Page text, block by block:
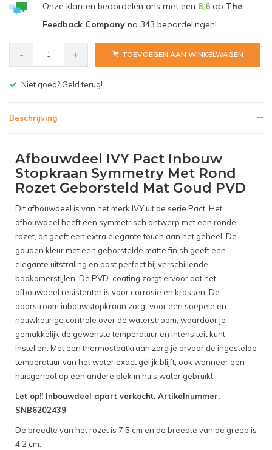
Onze klanten beoordelen ons met een 8,6op The
Feedback Companyna 343 beoordelingen!
- + TOEVOEGEN AAN WINKELWAGEN
Niet goed? Geld terug!
Beschrijving
Afbouwdeel IVY Pact Inbouw
Stopkraan Symmetry Met Rond
Rozet Geborsteld Mat Goud PVD
Dit afbouwdeel is van het merk IVY uit de serie Pact. Het
afbouwdeel heeft een symmetrisch ontwerp met een ronde
rozet, dit geeft een extra elegante touch aan het geheel. De
gouden kleur met een geborstelde matte finish geeft een
elegante uitstraling en past perfect bij verschillende
badkamerstijlen. De PVD-coating zorgt ervoor dat het
afbouwdeel resistenter is voor corrosie en krassen. De
doorstroom inbouwstopkraan zorgt voor een soepele en
nauwkeurige controle over de waterstroom, waardoor je
gemakkelijk de gewenste temperatuur en intensiteit kunt
instellen. Met een thermostaatkraan zorg je ervoor de ingestelde
temperatuur van het water exact gelijk blijft, ook wanneer een
huisgenoot op een andere plek in huis water gebruikt.
Let op!! Inbouwdeel apart verkocht. Artikelnummer:
SNB6202439
De breedte van het rozet is 7,5 cm en de breedte van de greep is
4,2 cm.